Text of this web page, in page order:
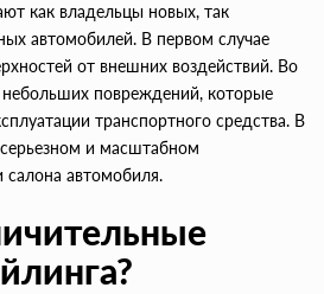
как владельцы новых, так
автомобилей. В первом случае
от внешних воздействий. Во
повреждений, которые
транспортного средства. В
и масштабном
салона автомобиля.